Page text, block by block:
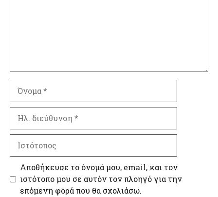
διεύθυνση
Αποθήκευσε το όνομά μου, email, και τον
ιστότοπο μου σε αυτόν τον πλοηγό για την
επόμενη φορά που θα σχολιάσω.